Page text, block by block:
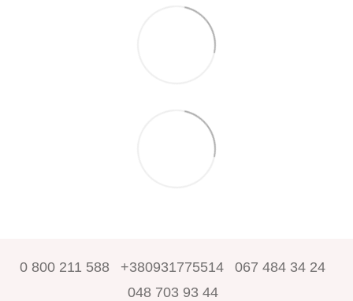
0 800 211 588 +380931775514
067 484 34 24
048 703 93 44